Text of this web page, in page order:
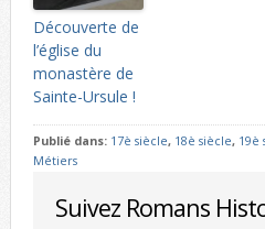
Découverte de
l’église du
monastère de
Sainte-Ursule !
Publié dans: 17è siècle, 18è siècle, 19è
Métiers
Suivez Romans